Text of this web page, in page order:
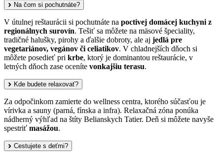
Na čom si pochutnáte?
V útulnej reštaurácii si pochutnáte na poctivej domácej kuchyni z
regionálnych surovín. Tešiť sa môžete na mäsové špeciality,
tradičné halušky, pirohy a ďalšie dobroty, ale aj jedlá pre
vegetariánov, vegánov či celiatikov. V chladnejších dňoch si
môžete posedieť pri krbe, ktorý je dominantou reštaurácie, v
letných dňoch zase oceníte vonkajšiu terasu.
Kde budete relaxovať?
Za odpočinkom zamierte do wellness centra, ktorého súčasťou je
vírivka a sauny (parná, fínska a infra). Relaxačná zóna ponúka
nádherný výhľad na štíty Belianskych Tatier. Deň si môžete navyše
spestriť masážou.
Cestujete s deťmi?